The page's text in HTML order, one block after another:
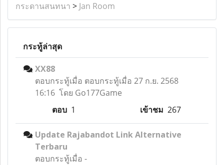
กระดานสนทนา > Jan Room
กระทู้ล่าสุด
XX88
ตอบกระทู้เมื่อ ตอบกระทู้เมื่อ 27 ก.ย. 2568
16:16 โดย Go177Game
ตอบ 1 เข้าชม 267
Update Rajabandot Link Alternative
Terbaru
ตอบกระทู้เมื่อ -